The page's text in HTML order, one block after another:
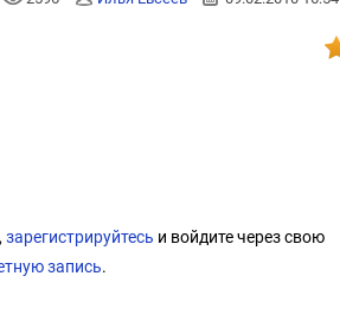
зарегистрируйтесь и войдите через свою
запись.